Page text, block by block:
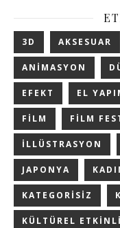
3D AKSESUAR
ANIMASYON
EFEKT EL
FILM FILM
ILLÜSTRASYON
JAPONYA
KATEGORISIZ
KÜLTÜREL